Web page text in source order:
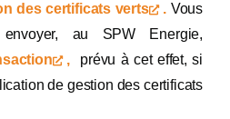
des certificats verts
. Vous
au SPW Energie,
, prévu à cet effet, si
de gestion des certificats